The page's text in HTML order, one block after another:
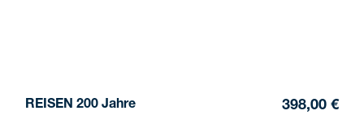
REISEN 200 Jahre 398,00 €